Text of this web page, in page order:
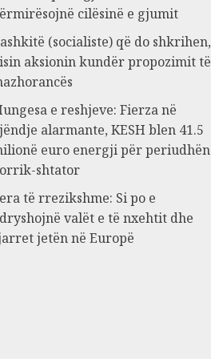
cilësinë e gjumit
(socialiste) që do shkrihen,
aksionin kundër propozimit të
e reshjeve: Fierza në
alarmante, KESH blen 41.5
euro energji për periudhën
shtator
të rrezikshme: Si po e
valët e të nxehtit dhe
jetën në Europë